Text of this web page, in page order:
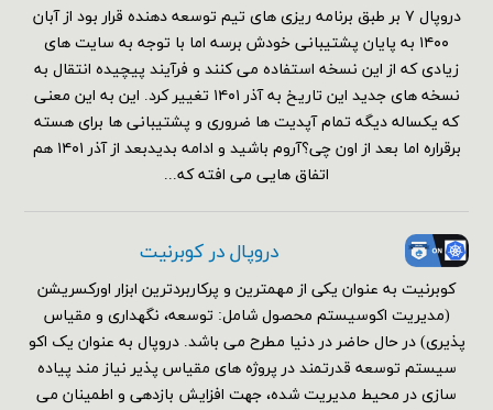
دروپال ۷ بر طبق برنامه ریزی های تیم توسعه دهنده قرار بود از آبان
۱۴۰۰ به پایان پشتیبانی خودش برسه اما با توجه به سایت های
زیادی که از این نسخه استفاده می کنند و فرآیند پیچیده انتقال به
نسخه های جدید این تاریخ به آذر ۱۴۰۱ تغییر کرد. این به این معنی
که یکساله دیگه تمام آپدیت ها ضروری و پشتیبانی ها برای هسته
برقراره اما بعد از اون چی؟آروم باشید و ادامه بدیدبعد از آذر ۱۴۰۱ هم
اتفاق هایی می افته که...
دروپال در کوبرنیت
کوبرنیت به عنوان یکی از مهمترین و پرکاربردترین ابزار اورکسریشن
(مدیریت اکوسیستم محصول شامل: توسعه، نگهداری و مقیاس
پذیری) در حال حاضر در دنیا مطرح می باشد. دروپال به عنوان یک اکو
سیستم توسعه قدرتمند در پروژه های مقیاس پذیر نیاز مند پیاده
سازی در محیط مدیریت شده، جهت افزایش بازدهی و اطمینان می